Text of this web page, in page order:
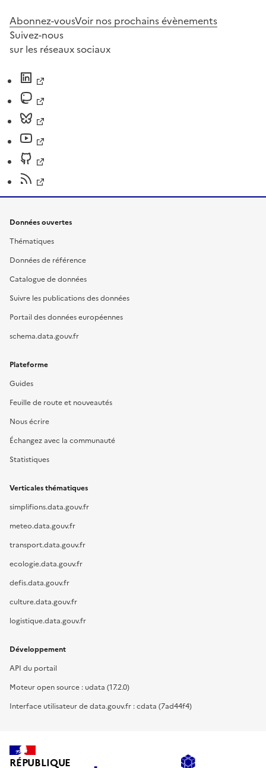
Abonnez-vousVoir nos prochains évènements
Suivez-nous
sur les réseaux sociaux
Données ouvertes
Thématiques
Données de référence
Catalogue de données
Suivre les publications des données
Portail des données européennes
schema.data.gouv.fr
Plateforme
Guides
Feuille de route et nouveautés
Nous écrire
Échangez avec la communauté
Statistiques
Verticales thématiques
simplifions.data.gouv.fr
meteo.data.gouv.fr
transport.data.gouv.fr
ecologie.data.gouv.fr
defis.data.gouv.fr
culture.data.gouv.fr
logistique.data.gouv.fr
Développement
API du portail
Moteur open source : udata (17.2.0)
Interface utilisateur de data.gouv.fr : cdata (7ad44f4)
RÉPUBLIQUE